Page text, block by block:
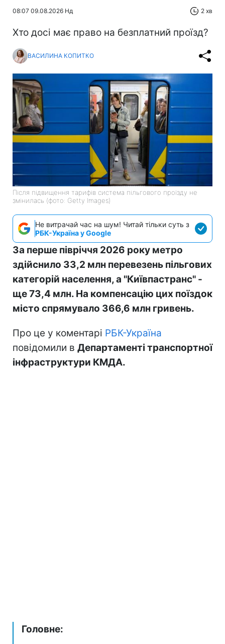
08:07 09.08.2026 Нд 2 хв
Хто досі має право на безплатний проїзд?
ВАСИЛИНА КОПИТКО
Після підвищення тарифів система пільгового проїзду не
змінилась (фото: Getty Images)
Не витрачай час на шум! Читай тільки суть з
РБК-Україна у Google
За перше півріччя 2026 року метро
здійснило 33,2 млн перевезень пільгових
категорій населення, а "Київпастранс" -
ще 73,4 млн. На компенсацію цих поїздок
місто спрямувало 366,6 млн гривень.
Про це у коментарі РБК-Україна
повідомили в Департаменті транспортної
інфраструктури КМДА.
Головне: